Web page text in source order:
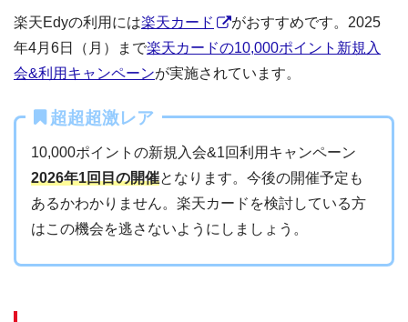
楽天Edyの利用には楽天カード
がおすすめです。2025
年4月6日（月）まで楽天カードの10,000ポイント新規入
会&利用キャンペーンが実施されています。
超超超激レア
10,000ポイントの新規入会&1回利用キャンペーン
2026年1回目の開催となります。今後の開催予定も
あるかわかりません。楽天カードを検討している方
はこの機会を逃さないようにしましょう。